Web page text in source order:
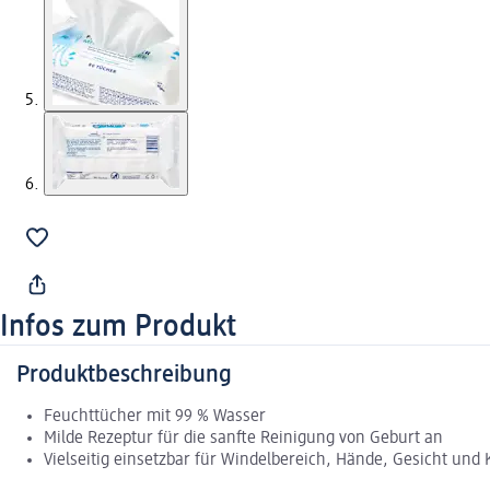
Infos zum Produkt
Produktbeschreibung
Feuchttücher mit 99 % Wasser
Milde Rezeptur für die sanfte Reinigung von Geburt an
Vielseitig einsetzbar für Windelbereich, Hände, Gesicht und